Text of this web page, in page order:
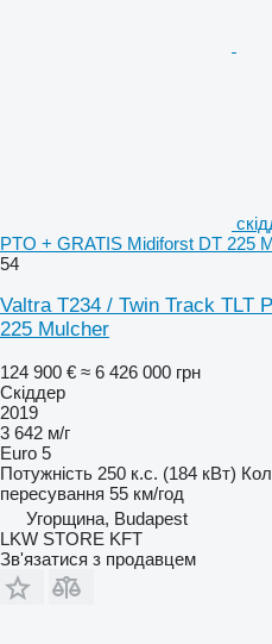
PTO + GRATIS Midiforst DT 225
54
Valtra T234 / Twin Track TLT
225 Mulcher
124 900 € ≈ 6 426 000 грн
Скіддер
2019
3 642 м/г
Euro 5
Потужність 250 к.с. (184 кВт)
пересування 55 км/год
Угорщина, Budapest
LKW STORE KFT
Зв'язатися з продавцем